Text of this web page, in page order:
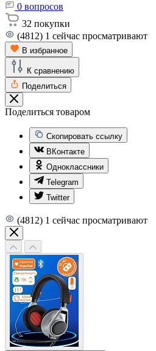
0 вопросов
32 покупки
(4812) 1 сейчас просматривают
В избранное
К сравнению
Поделиться
Поделиться товаром
Скопировать ссылку
ВКонтакте
Одноклассники
Telegram
Twitter
(4812) 1 сейчас просматривают